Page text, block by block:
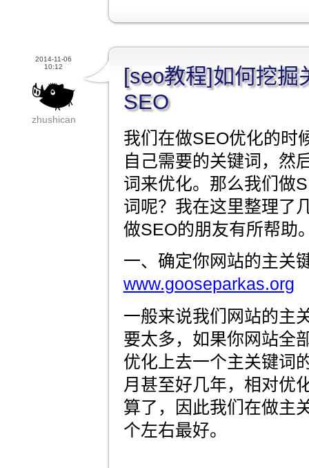
2014-11-06
10:12
zhushican
[seo教程]如何挖掘
SEO
我们在做SEO优化的时
自己需要的关键词，然
词来优化。那么我们做
词呢？我在这里整理了
做SEO的朋友有所帮助
一、确定你网站的主关
www.gooseparkas.org
一般来说我们网站的主
要太多，如果你网站全
优化上去一个主关键词
月甚至好几年，相对优
算了，因此我们在做主
个左右最好。